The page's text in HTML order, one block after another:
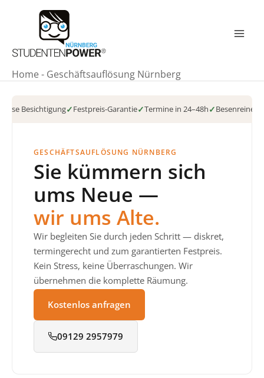
Home- Geschäftsauflösung Nürnberg
Besichtigung✓Festpreis-Garantie✓Termine in 24–48h✓Besenreine
GESCHÄFTSAUFLÖSUNG NÜRNBERG
Sie kümmern sich
ums Neue —
wir ums Alte.
Wir begleiten Sie durch jeden Schritt — diskret,
termingerecht und zum garantierten Festpreis.
Kein Stress, keine Überraschungen. Wir
übernehmen die komplette Räumung.
Kostenlos anfragen
09129 2957979